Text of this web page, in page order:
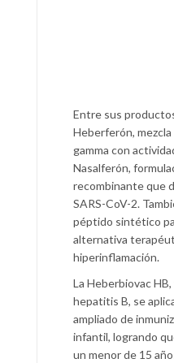
Entre sus
Heberferón,
gamma con
Nasalferón,
recombinante que
SARS-CoV-2.
péptido sintético
alternativa
hiperinflamación.
La Heberbiovac
hepatitis B, se
ampliado de
infantil, logrando
un menor de 15